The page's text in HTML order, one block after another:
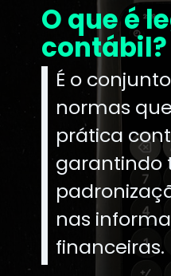
O que é
contábil?
É o
normas
prática
garantindo
nas
financeiras.